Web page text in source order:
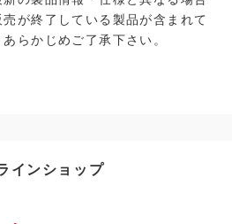
が終了している製品が含まれて
らかじめご了承下さい。
インショップ